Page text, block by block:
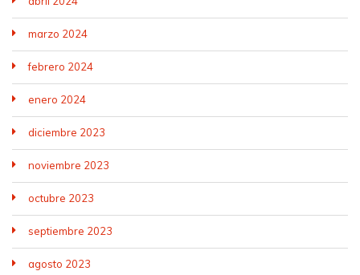
marzo 2024
febrero 2024
enero 2024
diciembre 2023
noviembre 2023
octubre 2023
septiembre 2023
agosto 2023